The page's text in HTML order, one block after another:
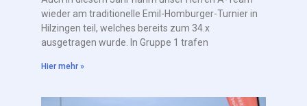
wieder am traditionelle Emil-Homburger-Turnier in
Hilzingen teil, welches bereits zum 34.x
ausgetragen wurde. In Gruppe 1 trafen
Hier mehr »